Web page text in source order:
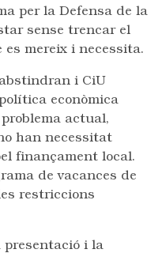
per la Defensa de la
sense trencar el
es mereix i necessita.
i CiU
econòmica
actual,
han necessitat
finançament local.
de vacances de
restriccions
presentació i la